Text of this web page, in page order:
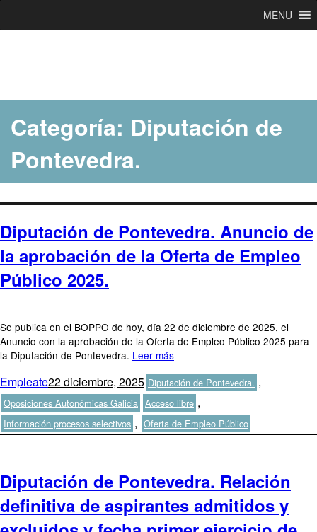
contenido
MENU
Categoría: Diputación de
Pontevedra.
Diputación de Pontevedra. Anuncio de
la aprobación de la Oferta de Empleo
Público 2025.
Se publica en el BOPPO de hoy, día 22 de diciembre de 2025, el
Anuncio con la aprobación de la Oferta de Empleo Público 2025 para
la Diputación de Pontevedra. Leer más
Autor
EmpleatePublicado
el
22 diciembre, 2025Categorías
Diputación de Pontevedra. ,
Oposiciones Autonómicas Galicia Etiquetas
Acceso libre ,
Información procesos selectivos , Oferta de Empleo Público
Diputación de Pontevedra. Relación
definitiva de aspirantes admitidos y